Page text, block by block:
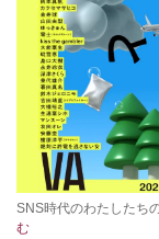
SNS時代のわたしたち
む